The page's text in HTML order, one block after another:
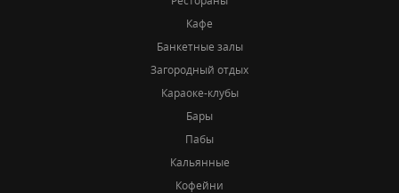
Кафе
Банкетные залы
Загородный отдых
Караоке-клубы
Бары
Пабы
Кальянные
Кофейни